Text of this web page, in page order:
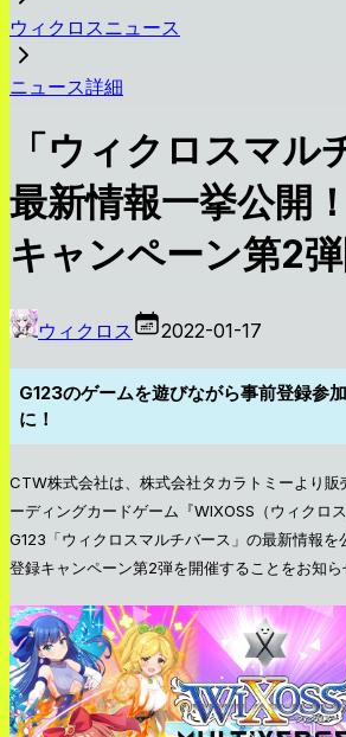
ウィクロスニュース
ニュース詳細
「ウィクロスマル
最新情報一挙公開
キャンペーン第2弾
ウィクロス 2022-01-17
G123のゲームを遊びながら事前登録参
に！
CTW株式会社は、株式会社タカラトミーより販
ーディングカードゲーム『WIXOSS（ウィクロ
G123「ウィクロスマルチバース」の最新情報
登録キャンペーン第2弾を開催することをお知ら